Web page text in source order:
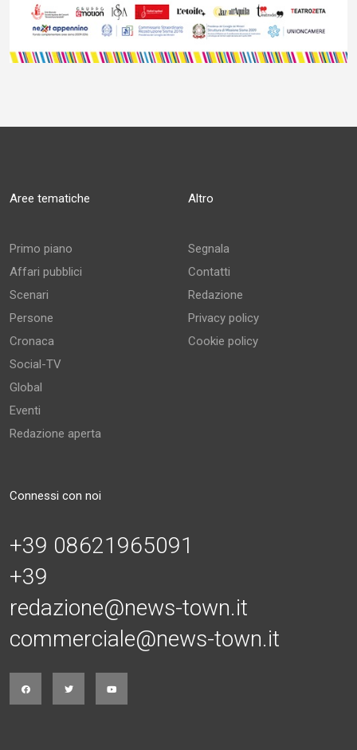
Aree tematiche
Primo piano
Affari pubblici
Scenari
Persone
Cronaca
Social-TV
Global
Eventi
Redazione aperta
Altro
Segnala
Contatti
Redazione
Privacy policy
Cookie policy
Connessi con noi
+39 08621965091
+39
redazione@news-town.it
commerciale@news-town.it